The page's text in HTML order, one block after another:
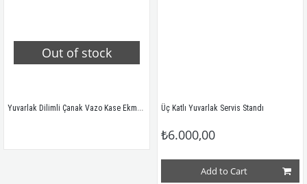
Out of stock
Yuvarlak Dilimli Çanak Vazo Kase Ekmeklik Üç Katlı Yuvarlak Servis Standı
₺6.000,00
Add to Cart